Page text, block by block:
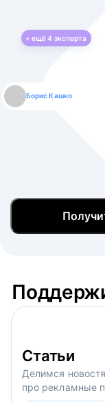
+ ещё4 эксперта
Борис Кашко
Юлия Изоитко
Александр Кулагин
Даниил Макаров
Екатерина Лазаренко
Статьи
Делимся
про рекламные